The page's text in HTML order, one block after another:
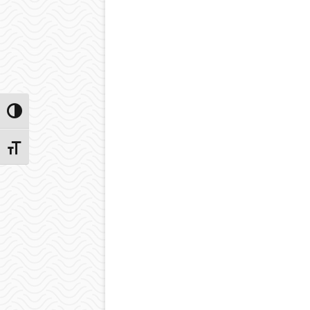
Przełącz wysoki kontrast
Zmień rozmiar czcionek